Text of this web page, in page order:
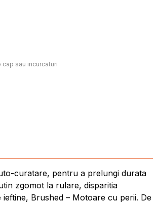
sau incurcaturi
curatare, pentru a prelungi durata
zgomot la rulare, disparitia
Brushed – Motoare cu perii. De